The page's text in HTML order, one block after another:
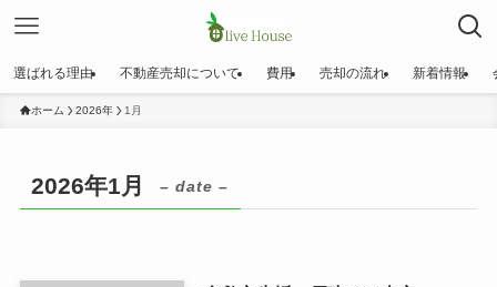
選ばれる理由 不動産売却について 費用 売却の流れ 新着情報
ホーム 2026年 1月
2026年1月 – date –